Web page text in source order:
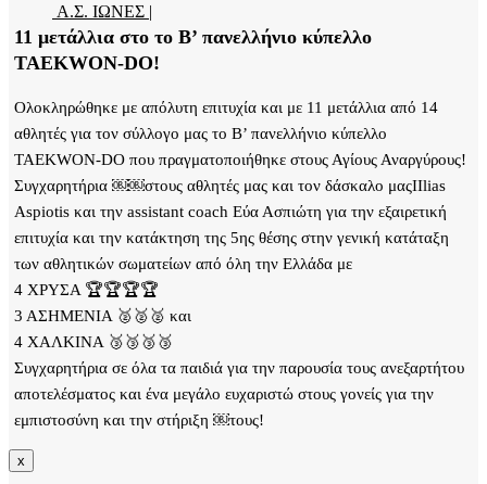
Α.Σ. ΙΩΝΕΣ |
11 μετάλλια στο το Β’ πανελλήνιο κύπελλο
TAEKWON-DO!
Ολοκληρώθηκε με απόλυτη επιτυχία και με 11 μετάλλια από 14
αθλητές για τον σύλλογο μας το Β’ πανελλήνιο κύπελλο
TAEKWON-DO που πραγματοποιήθηκε στους Αγίους Αναργύρους!
Συγχαρητήρια ￼￼στους αθλητές μας και τον δάσκαλο μαςIIlias
Aspiotis και την assistant coach Εύα Ασπιώτη για την εξαιρετική
επιτυχία και την κατάκτηση της 5ης θέσης στην γενική κατάταξη
των αθλητικών σωματείων από όλη την Ελλάδα με
4 ΧΡΥΣΑ 🏆🏆🏆🏆
3 ΑΣΗΜΕΝΙΑ 🥈🥈🥈 και
4 ΧΑΛΚΙΝΑ 🥉🥉🥉🥉
Συγχαρητήρια σε όλα τα παιδιά για την παρουσία τους ανεξαρτήτου
αποτελέσματος και ένα μεγάλο ευχαριστώ στους γονείς για την
εμπιστοσύνη και την στήριξη ￼τους!
x